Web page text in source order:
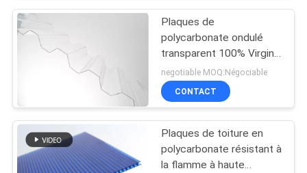
CONTRÔLE
QUALITÉ
CONTACTEZ-
NOUS
Plaques de
polycarbonate ondulé
transparent 100% Virgin
Bayer / matériel
génétiquement modifié
negotiable MOQ:Négociable
CONTACT
Plaques de toiture en
polycarbonate résistant à
la flamme à haute